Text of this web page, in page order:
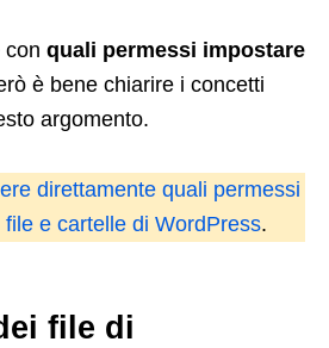
con quali permessi impostare
è bene chiarire i concetti
argomento.
direttamente quali permessi
e cartelle di WordPress.
file di